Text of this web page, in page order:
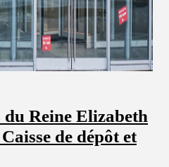
du Reine Elizabeth
de dépôt et